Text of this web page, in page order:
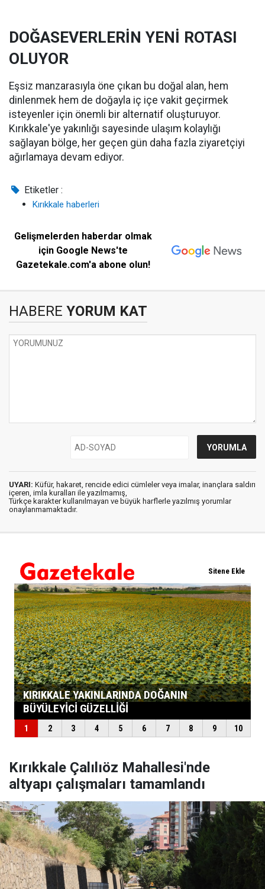
DOĞASEVERLERİN YENİ ROTASI
OLUYOR
Eşsiz manzarasıyla öne çıkan bu doğal alan, hem
dinlenmek hem de doğayla iç içe vakit geçirmek
isteyenler için önemli bir alternatif oluşturuyor.
Kırıkkale'ye yakınlığı sayesinde ulaşım kolaylığı
sağlayan bölge, her geçen gün daha fazla ziyaretçiyi
ağırlamaya devam ediyor.
Etiketler :
Kırıkkale haberleri
Gelişmelerden haberdar olmak
için Google News'te
Gazetekale.com'a abone olun!
HABERE YORUM KAT
UYARI: Küfür, hakaret, rencide edici cümleler veya imalar, inançlara saldırı
içeren, imla kuralları ile yazılmamış,
Türkçe karakter kullanılmayan ve büyük harflerle yazılmış yorumlar
onaylanmamaktadır.
Kırıkkale Çalılıöz Mahallesi'nde
altyapı çalışmaları tamamlandı